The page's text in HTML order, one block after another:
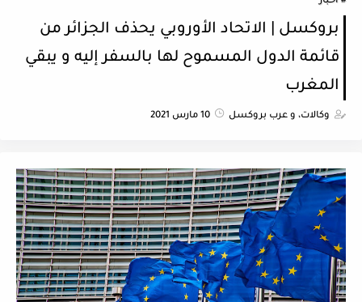
بروكسل | الاتحاد الأوروبي يحذف الجزائر من
قائمة الدول المسموح لها بالسفر إليه و يبقي
المغرب
وكالات، و عرب بروكسل 10 مارس 2021